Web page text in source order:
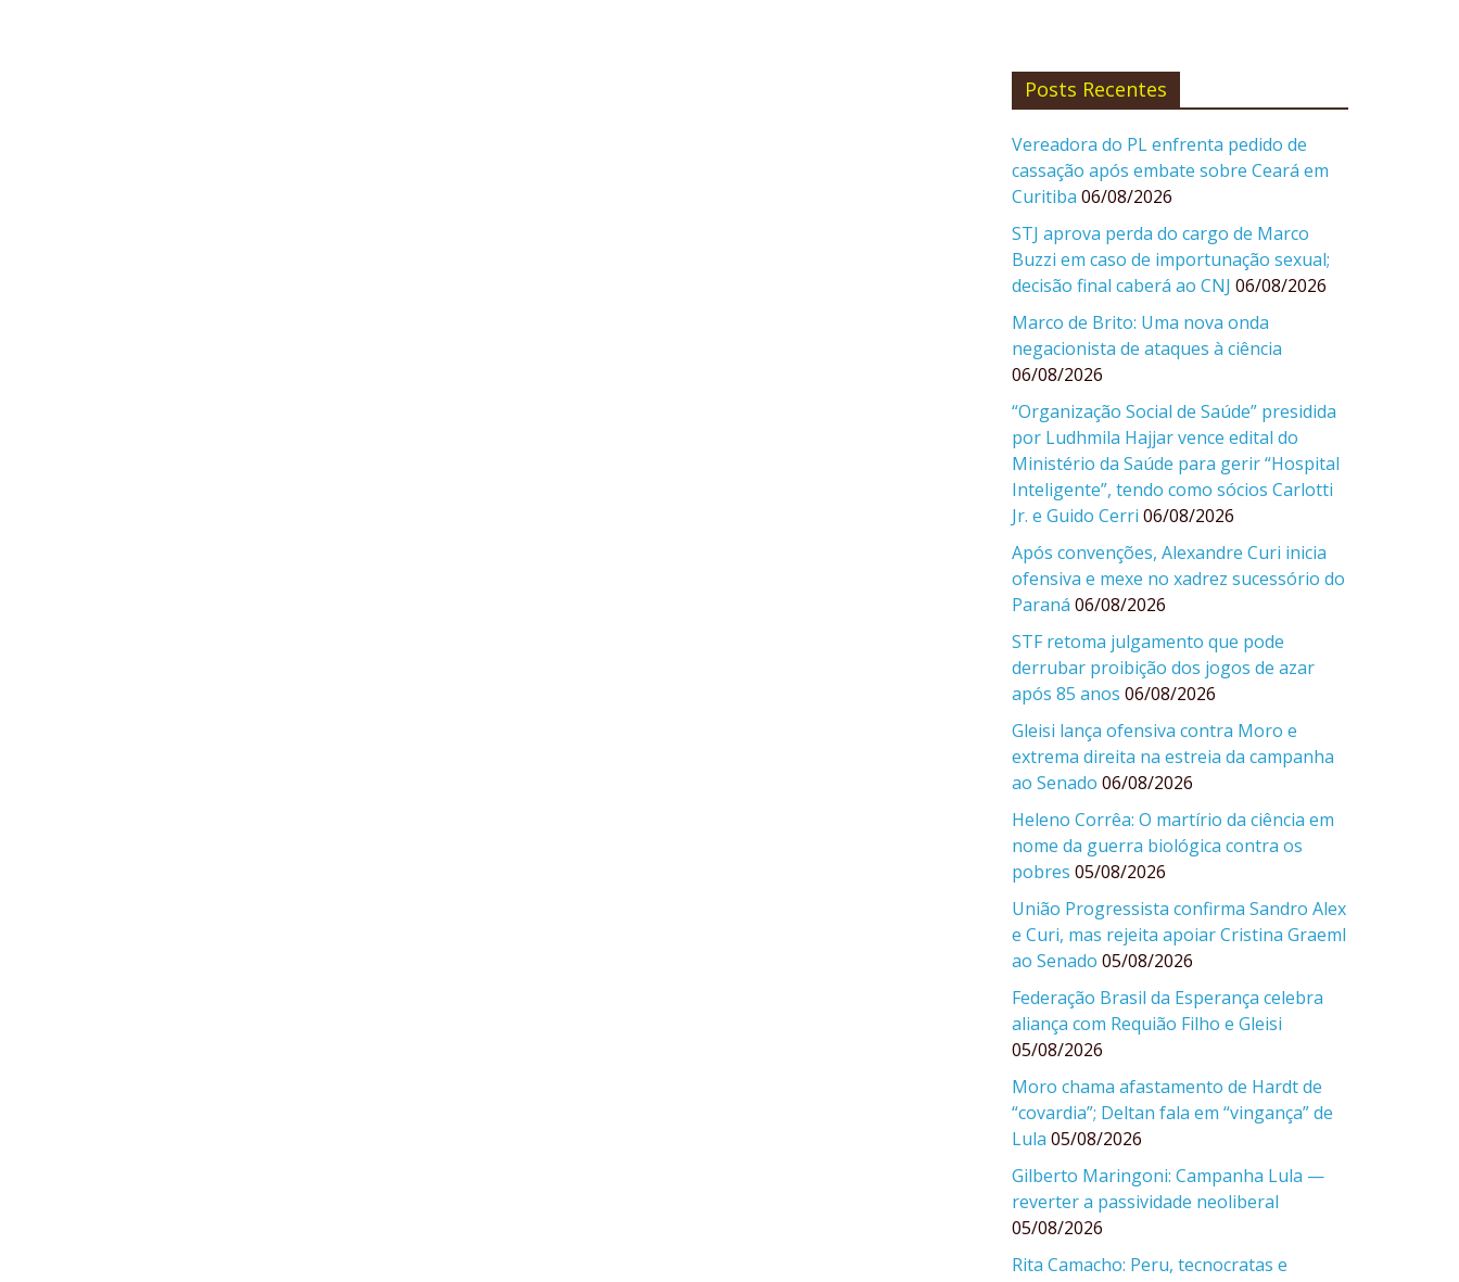
Posts Recentes
Vereadora do PL enfrenta pedido de
cassação após embate sobre Ceará em
Curitiba 06/08/2026
STJ aprova perda do cargo de Marco
Buzzi em caso de importunação sexual;
decisão final caberá ao CNJ 06/08/2026
Marco de Brito: Uma nova onda
negacionista de ataques à ciência
06/08/2026
“Organização Social de Saúde” presidida
por Ludhmila Hajjar vence edital do
Ministério da Saúde para gerir “Hospital
Inteligente”, tendo como sócios Carlotti
Jr. e Guido Cerri 06/08/2026
Após convenções, Alexandre Curi inicia
ofensiva e mexe no xadrez sucessório do
Paraná 06/08/2026
STF retoma julgamento que pode
derrubar proibição dos jogos de azar
após 85 anos 06/08/2026
Gleisi lança ofensiva contra Moro e
extrema direita na estreia da campanha
ao Senado 06/08/2026
Heleno Corrêa: O martírio da ciência em
nome da guerra biológica contra os
pobres 05/08/2026
União Progressista confirma Sandro Alex
e Curi, mas rejeita apoiar Cristina Graeml
ao Senado 05/08/2026
Federação Brasil da Esperança celebra
aliança com Requião Filho e Gleisi
05/08/2026
Moro chama afastamento de Hardt de
“covardia”; Deltan fala em “vingança” de
Lula 05/08/2026
Gilberto Maringoni: Campanha Lula —
reverter a passividade neoliberal
05/08/2026
Rita Camacho: Peru, tecnocratas e